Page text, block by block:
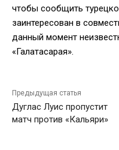
чтобы сообщить
заинтересован в
данный момент
«Галатасарая».
Предыдущая статья
Дуглас Луис пропустит
матч против «Кальяри»